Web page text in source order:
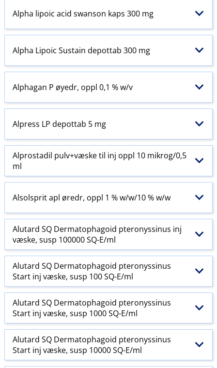
Alpha lipoic acid swanson kaps 300 mg
Alpha Lipoic Sustain depottab 300 mg
Alphagan P øyedr, oppl 0,1 % w​/​v
Alpress LP depottab 5 mg
Alprostadil pulv+væske til inj oppl 10 mikrog/0,5
ml
Alsolsprit apl øredr, oppl 1 % w​/​w​/​10 % w​/​w
Alutard SQ Dermatophagoid pteronyssinus inj
væske, susp 100000 SQ-E​/​ml
Alutard SQ Dermatophagoid pteronyssinus
Start inj væske, susp 100 SQ-E​/​ml
Alutard SQ Dermatophagoid pteronyssinus
Start inj væske, susp 1000 SQ-E​/​ml
Alutard SQ Dermatophagoid pteronyssinus
Start inj væske, susp 10000 SQ-E​/​ml